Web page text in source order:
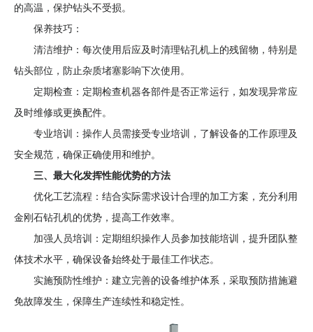
的高温，保护钻头不受损。
保养技巧：
清洁维护：每次使用后应及时清理钻孔机上的残留物，特别是
钻头部位，防止杂质堵塞影响下次使用。
定期检查：定期检查机器各部件是否正常运行，如发现异常应
及时维修或更换配件。
专业培训：操作人员需接受专业培训，了解设备的工作原理及
安全规范，确保正确使用和维护。
三、最大化发挥性能优势的方法
优化工艺流程：结合实际需求设计合理的加工方案，充分利用
金刚石钻孔机的优势，提高工作效率。
加强人员培训：定期组织操作人员参加技能培训，提升团队整
体技术水平，确保设备始终处于最佳工作状态。
实施预防性维护：建立完善的设备维护体系，采取预防措施避
免故障发生，保障生产连续性和稳定性。